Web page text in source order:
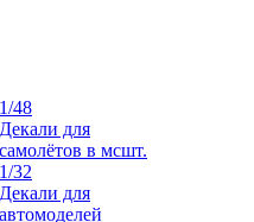
1/48
Декали для
самолётов в мсшт.
1/32
Декали для
автомоделей